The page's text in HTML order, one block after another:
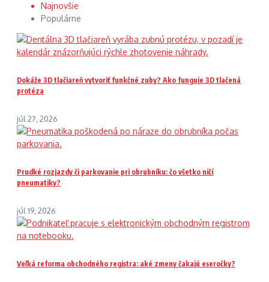
Najnovšie
Populárne
Dokáže 3D tlačiareň vytvoriť funkčné zuby? Ako funguje 3D tlačená
protéza
júl 27, 2026
Prudké rozjazdy či parkovanie pri obrubníku: čo všetko ničí
pneumatiky?
júl 19, 2026
Veľká reforma obchodného registra: aké zmeny čakajú eseročky?